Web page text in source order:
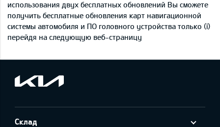
использования двух бесплатных обновлений Вы сможете
получить бесплатные обновления карт навигационной
системы автомобиля и ПО головного устройства только (i)
перейдя на следующую веб-страницу
Склад